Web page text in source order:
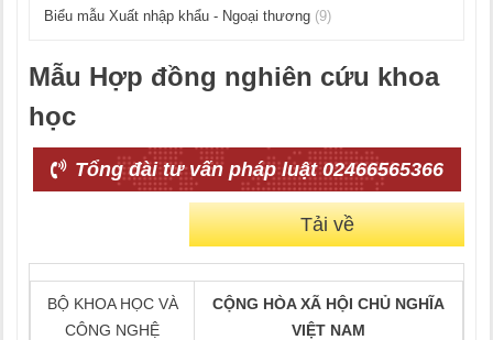
Biểu mẫu Xuất nhập khẩu - Ngoại thương (9)
Mẫu Hợp đồng nghiên cứu khoa
học
Tổng đài tư vấn pháp luật 02466565366
Tải về
BỘ KHOA HỌC VÀ
CÔNG NGHỆ
CỘNG HÒA XÃ HỘI CHỦ NGHĨA
VIỆT NAM